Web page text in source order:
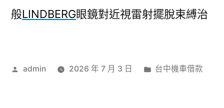
般LINDBERG眼鏡對近視雷射擺脫束縛治
作
admin 2026 年 7 月 3 日
分
台中機車借款